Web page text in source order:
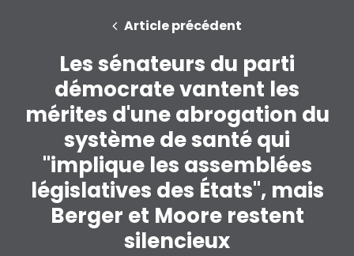
Article précédent
Les sénateurs du parti
démocrate vantent les
mérites d'une abrogation du
système de santé qui
"implique les assemblées
législatives des États", mais
Berger et Moore restent
silencieux